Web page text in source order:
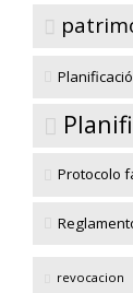
Protocolo
revocacion